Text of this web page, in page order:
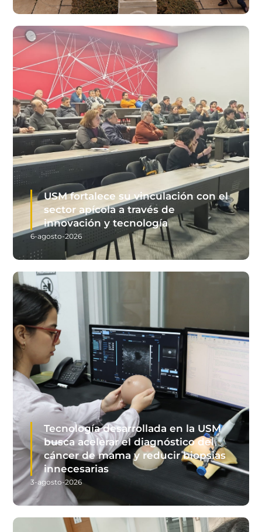
USM fortalece su vinculación con el
sector apícola a través de
innovación y tecnología
6-agosto-2026
Tecnología desarrollada en la USM
busca acelerar el diagnóstico del
cáncer de mama y reducir biopsias
innecesarias
3-agosto-2026